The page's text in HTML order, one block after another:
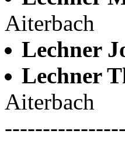
Aiterbach
Lechner
Lechner
Aiterbach